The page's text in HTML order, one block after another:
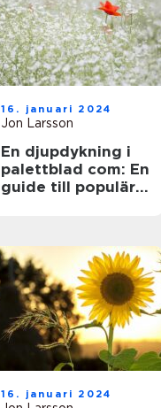
16. januari 2024
Jon Larsson
En djupdykning i
palettblad com: En
guide till populära
16. januari 2024